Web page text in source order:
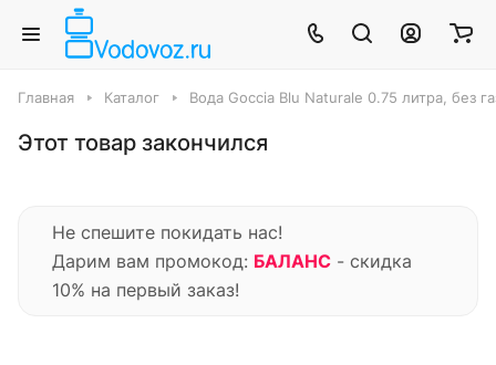
Главная Каталог Вода Goccia Blu Naturale 0.75 литра, без
Этот товар закончился
Не спешите покидать нас!
Дарим вам промокод: БАЛАНС - скидка
10% на первый заказ!